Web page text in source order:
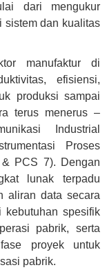
dari mengukur
sistem dan kualitas
manufaktur di
efisiensi,
produksi sampai
terus menerus –
Industrial
Proses
PCS 7). Dengan
lunak terpadu
aliran data secara
kebutuhan spesifik
pabrik, serta
proyek untuk
pabrik.